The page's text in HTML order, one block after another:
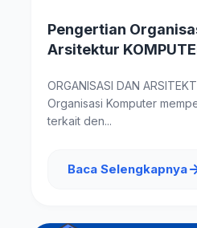
Pengertian
Arsitektur
ORGANISASI DAN
Organisasi Komputer
terkait den...
Baca Selengkapnya